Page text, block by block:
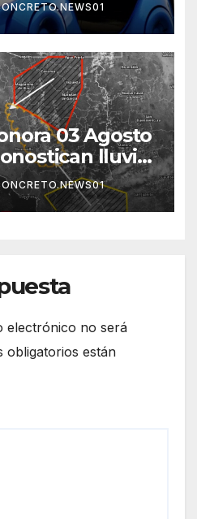
junto al
03 Agosto
lluvias
esta noche;
registra
de
electrónico no será
obligatorios están